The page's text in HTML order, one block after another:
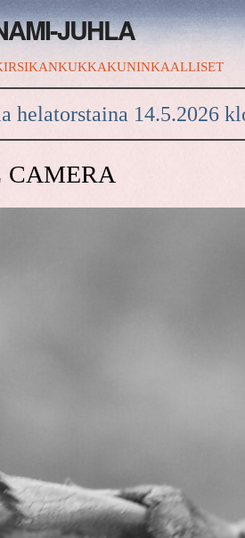
JUHLA
helatorstaina 14.5.2026
CAMERA